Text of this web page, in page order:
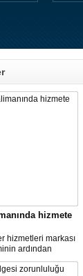
hizmete
hizmetleri markası
ardından
önlemleri alarak
hizmet vermeye